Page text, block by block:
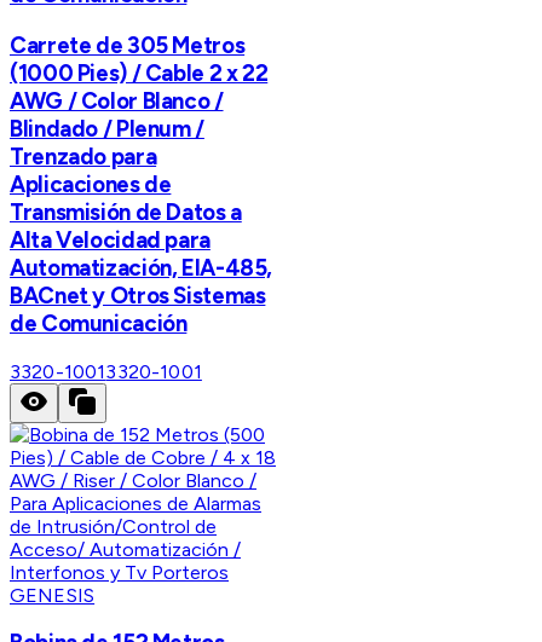
Carrete de 305 Metros
(1000 Pies) / Cable 2 x 22
AWG / Color Blanco /
Blindado / Plenum /
Trenzado para
Aplicaciones de
Transmisión de Datos a
Alta Velocidad para
Automatización, EIA-485,
BACnet y Otros Sistemas
de Comunicación
3320-10013320-1001
GENESIS